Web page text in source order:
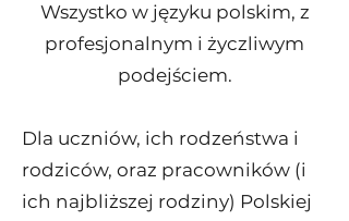
Wszystko w języku polskim, z
profesjonalnym i życzliwym
podejściem.
Dla uczniów, ich rodzeństwa i
rodziców, oraz pracowników (i
ich najbliższej rodziny) Polskiej